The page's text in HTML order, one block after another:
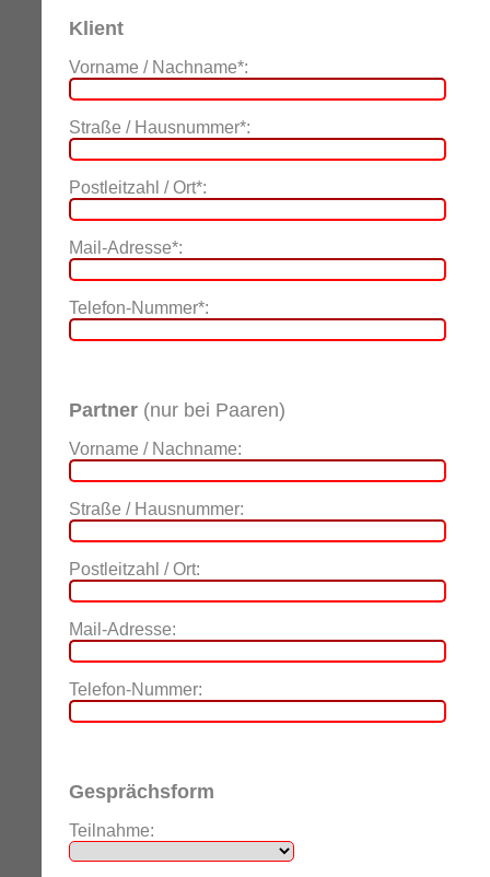
Klient
Vorname / Nachname*:
Straße / Hausnummer*:
Postleitzahl / Ort*:
Mail-Adresse*:
Telefon-Nummer*:
Partner (nur bei Paaren)
Vorname / Nachname:
Straße / Hausnummer:
Postleitzahl / Ort:
Mail-Adresse:
Telefon-Nummer:
Gesprächsform
Teilnahme: